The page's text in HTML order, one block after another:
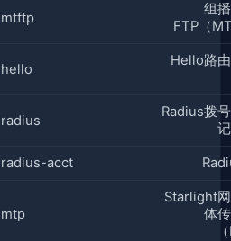
mtftp
组
FTP（
hello
Hello路
radius
Radius拨
radius-acct
mtp
Starlight
体